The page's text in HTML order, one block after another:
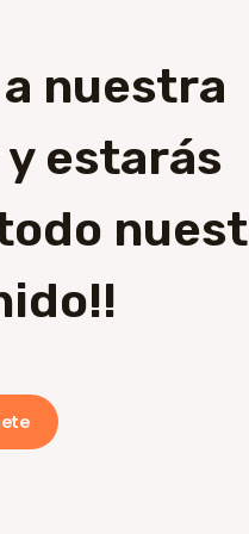
nuestra
estarás